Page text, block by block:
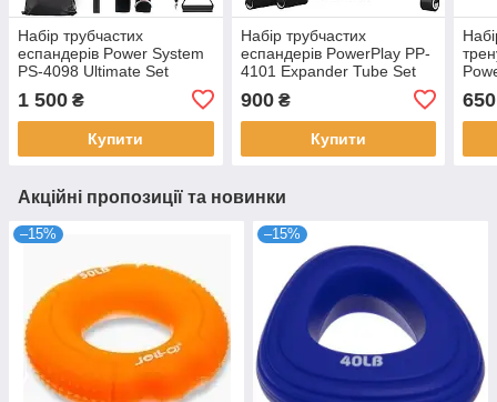
Набір трубчастих
еспандерів Power System
PS-4098 Ultimate Set
1 500 ₴
Купити
Набір трубчастих
еспандерів PowerPlay PP-
4101 Expander Tube Set
900₴
Купити
650
Акційні пропозиції та новинки
–15% –15%